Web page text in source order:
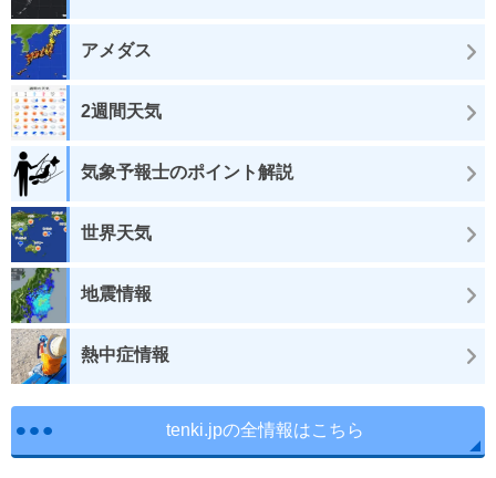
アメダス
2週間天気
気象予報士のポイント解説
世界天気
地震情報
熱中症情報
tenki.jpの全情報はこちら